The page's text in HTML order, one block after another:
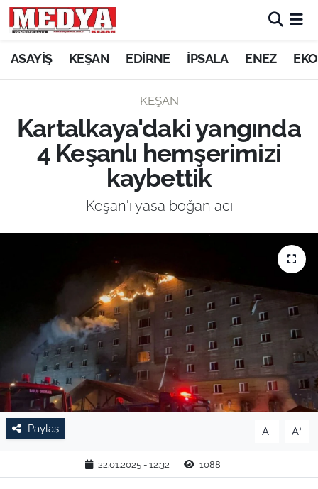
ASAYİŞ KEŞAN EDİRNE İPSALA ENEZ
KEŞAN
Kartalkaya'daki yangında
4 Keşanlı hemşerimizi
kaybettik
Keşan'ı yasa boğan acı
Paylaş A- A+
22.01.2025 - 12:32 1088
KEŞAN
ASAYİŞ
SİYASET
GÜNDEM
EKONOMİ
TARIM VE HAYVANCILIK
KÜLTÜR SANAT
RESMİ İLAN